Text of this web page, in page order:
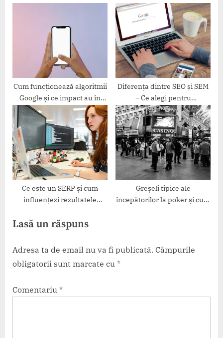
Cum funcționează algoritmii
Google și ce impact au în
Diferența dintre SEO și SEM
– Ce alegi pentru
promovare?
Ce este un SERP și cum
influențezi rezultatele
Greșeli tipice ale
începătorilor la poker și cum
Lasă un răspuns
Adresa ta de email nu va fi publicată. Câmpurile
obligatorii sunt marcate cu *
Comentariu *